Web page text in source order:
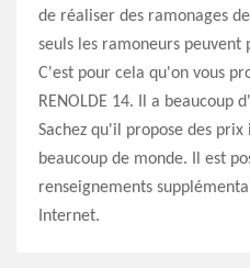
de réaliser des ramonages
seuls les ramoneurs peuvent
C'est pour cela qu'on vous
RENOLDE 14. Il a beaucoup
Sachez qu'il propose des
beaucoup de monde. Il est
renseignements
Internet.